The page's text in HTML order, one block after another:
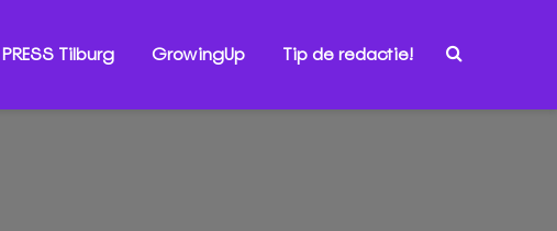
PRESS Tilburg GrowingUp Tip de redactie!